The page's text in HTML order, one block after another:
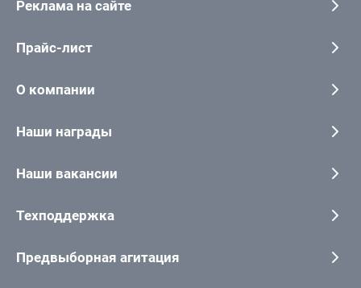
Реклама на сайте
Прайс-лист
О компании
Наши награды
Наши вакансии
Техподдержка
Предвыборная агитация